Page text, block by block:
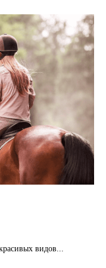
видов...